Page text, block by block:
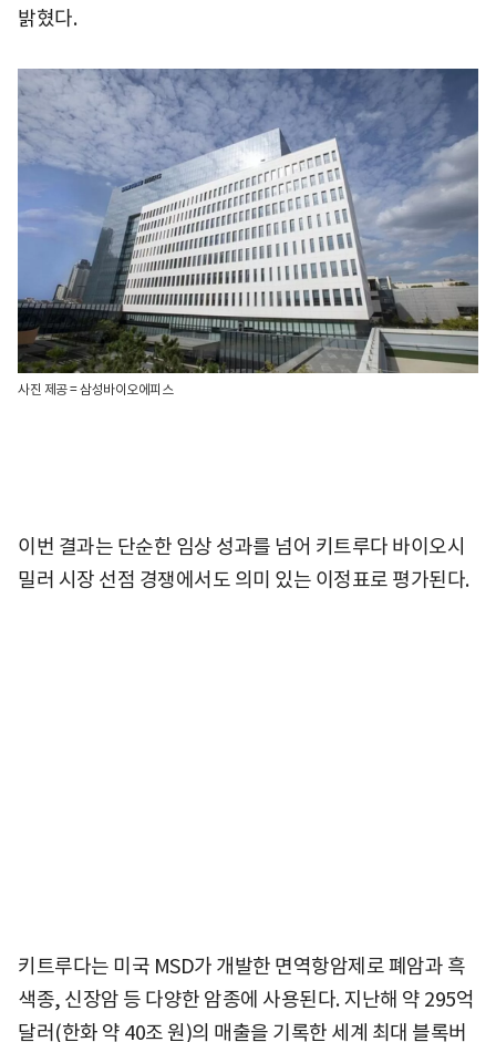
밝혔다.
사진 제공 = 삼성바이오에피스
이번 결과는 단순한 임상 성과를 넘어 키트루다 바이오시
밀러 시장 선점 경쟁에서도 의미 있는 이정표로 평가된다.
키트루다는 미국 MSD가 개발한 면역항암제로 폐암과 흑
색종, 신장암 등 다양한 암종에 사용된다. 지난해 약 295억
달러(한화 약 40조 원)의 매출을 기록한 세계 최대 블록버